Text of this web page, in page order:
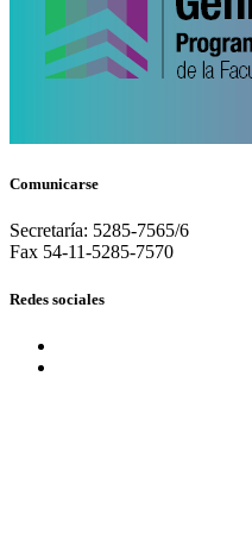
Comunicarse
Secretaría: 5285-7565/6
Fax 54-11-5285-7570
Redes sociales